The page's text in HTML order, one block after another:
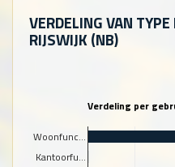
VERDELING VAN
RIJSWIJK (NB)
Verdeling per
Woonfunc…
Kantoorfu…